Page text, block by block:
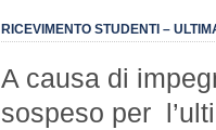
RICEVIMENTO STUDENTI –
A causa di
sospeso per